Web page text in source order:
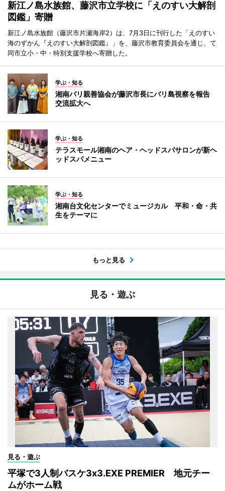
新江ノ島水族館、藤沢市立学校に「えのすい大解剖
図鑑」寄贈
新江ノ島水族館（藤沢市片瀬海岸2）は、7月3日に刊行した「えのすい
海のずかん『えのすい大解剖図鑑』」を、藤沢市教育委員会を通じ、て
同市立小・中・特別支援学校へ寄贈した。
学ぶ・知る
湘南バリ親善協会が藤沢市長にバリ島視察を報告
交流拡大へ
学ぶ・知る
テラスモール湘南のヘア・ヘッドスパサロンが新ヘ
ッドスパメニュー
学ぶ・知る
湘南台文化センターでミュージカル 平和・命・共
生をテーマに
もっと見る
見る・遊ぶ
見る・遊ぶ
平塚で3人制バスケ3x3.EXE PREMIER 地元チー
ムがホーム戦